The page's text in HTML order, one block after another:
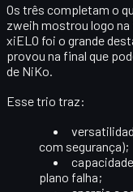
Os três completam o
zweih mostrou logo na
xiELO foi o grande
provou na final que
de NiKo.
Esse trio traz:
com segurança);
plano falha;